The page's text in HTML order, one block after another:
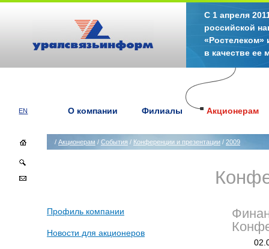
С 1 апреля
российской
«Ростелеком»
в качестве ее
EN О компании Филиалы Акционерам
/ Акционерам / События / Конференции и презентации / 2009
Профиль компании
Новости для акционеров